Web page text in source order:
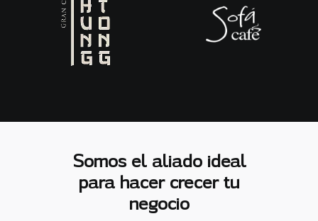
Somos el aliado ideal
para hacer crecer tu
negocio